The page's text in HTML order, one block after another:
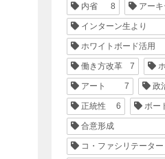
内省 8 アー
インターン生より
ホワイトボード活用
働き方改革 7
アート 7 政
正統性 6 ボー
合意形成
コ・ファシリテーター